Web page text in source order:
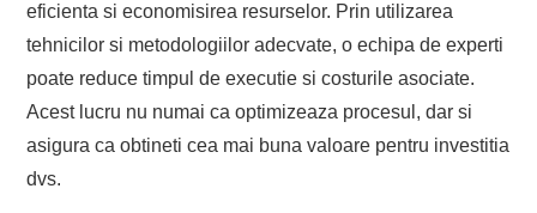
eficienta si economisirea resurselor. Prin utilizarea
tehnicilor si metodologiilor adecvate, o echipa de experti
poate reduce timpul de executie si costurile asociate.
Acest lucru nu numai ca optimizeaza procesul, dar si
asigura ca obtineti cea mai buna valoare pentru investitia
dvs.